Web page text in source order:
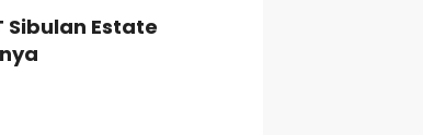
Sibulan Estate